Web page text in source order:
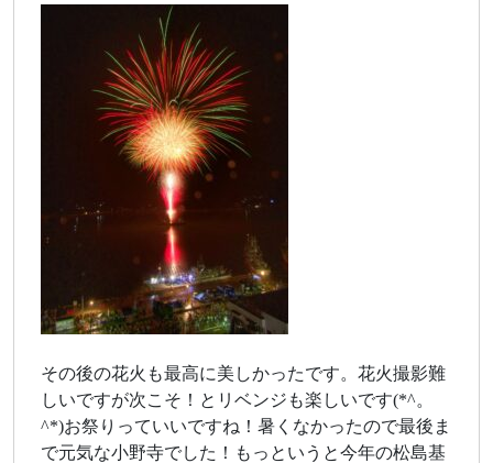
その後の花火も最高に美しかったです。花火撮影難
しいですが次こそ！とリベンジも楽しいです(*^。
^*)お祭りっていいですね！暑くなかったので最後ま
で元気な小野寺でした！もっというと今年の松島基